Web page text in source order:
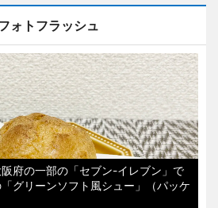
ォトフラッシュ
府の一部の「セブン-イレブン」で
グリーンソフト風シュー」（パッケ